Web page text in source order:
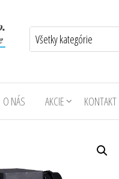
O NÁS AKCIE KONTAKT